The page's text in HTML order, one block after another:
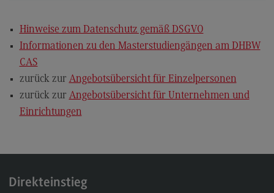
Hinweise zum Datenschutz gemäß DSGVO
Informationen zu den Masterstudiengängen am DHBW
CAS
zurück zur Angebotsübersicht für Einzelpersonen
zurück zur Angebotsübersicht für Unternehmen und
Einrichtungen
Direkteinstieg